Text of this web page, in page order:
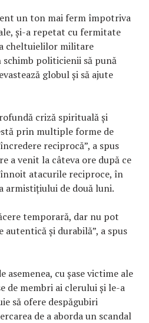
un ton mai ferm împotriva
și-a repetat cu fermitate
cheltuielilor militare
politicienii să pună
globul și să ajute
criză spirituală și
prin multiple forme de
reciprocă”, a spus
a venit la câteva ore după ce
atacurile reciproce, în
armistițiului de două luni.
temporară, dar nu pot
și durabilă”, a spus
cu șase victime ale
de membri ai clerului și le-a
să ofere despăgubiri
de a aborda un scandal